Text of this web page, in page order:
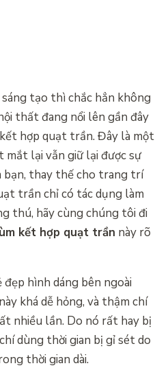
tạo thì chắc hẳn không
thất đang nổi lên gần đây
hợp quạt trần. Đây là một
lại vẫn giữ lại được sự
bạn, thay thế cho trang trí
trần chỉ có tác dụng làm
thú, hãy cùng chúng tôi đi
kết hợp quạt trần này rõ
hình dáng bên ngoài
khá dễ hỏng, và thậm chí
nhiều lần. Do nó rất hay bị
dùng thời gian bị gỉ sét do
thời gian dài.